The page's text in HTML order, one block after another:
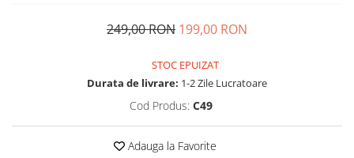
249,00 RON 199,00 RON
STOC EPUIZAT
Durata de livrare: 1-2 Zile Lucratoare
Cod Produs: C49
Adauga la Favorite